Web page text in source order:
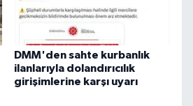
DMM'den sahte kurbanlık
ilanlarıyla dolandırıcılık
girişimlerine karşı uyarı